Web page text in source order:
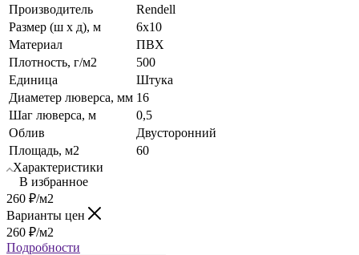
Производитель
Rendell
Размер (ш х д), м
6х10
Материал
ПВХ
Плотность, г/м2
500
Единица
Штука
Диаметер люверса, мм 16
Шаг люверса, м
0,5
Облив
Двусторонний
Площадь, м2
60
Характеристики
В избранное
260 ₽/м2
Варианты цен
260 ₽/м2
Подробности